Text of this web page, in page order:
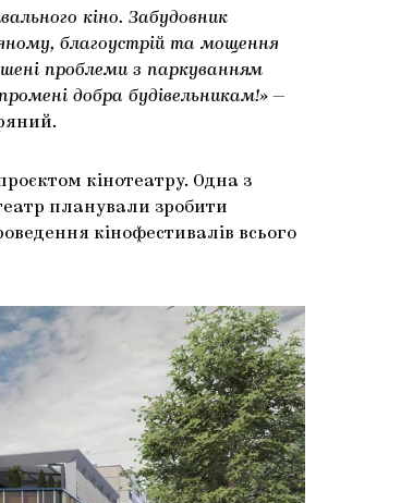
кіно. Забудовник
благоустрій та мощення
проблеми з паркуванням
добра будівельникам!» —
кінотеатру. Одна з
планували зробити
кінофестивалів всього